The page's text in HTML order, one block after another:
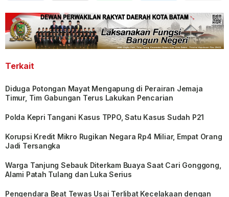
Terkait
Diduga Potongan Mayat Mengapung di Perairan Jemaja
Timur, Tim Gabungan Terus Lakukan Pencarian
Polda Kepri Tangani Kasus TPPO, Satu Kasus Sudah P21
Korupsi Kredit Mikro Rugikan Negara Rp4 Miliar, Empat Orang
Jadi Tersangka
Warga Tanjung Sebauk Diterkam Buaya Saat Cari Gonggong,
Alami Patah Tulang dan Luka Serius
Pengendara Beat Tewas Usai Terlibat Kecelakaan dengan